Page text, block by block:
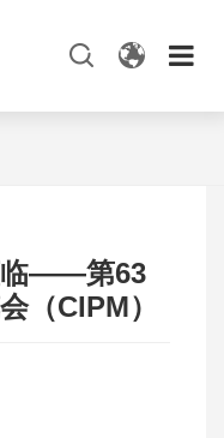
临——第63
（CIPM）